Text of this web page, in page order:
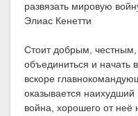
развязать мировую
Элиас Кенетти
Стоит добрым,
объединиться и начать
вскоре
оказывается наихудший
война, хорошего от неё